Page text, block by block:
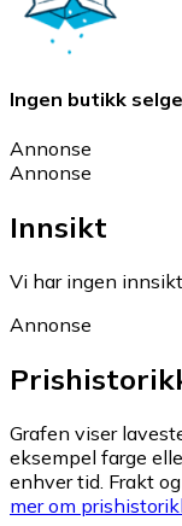
Ingen butikk
Annonse
Annonse
Innsikt
Vi har ingen
Annonse
Grafen viser
eksempel farge
enhver tid. Frakt
mer om